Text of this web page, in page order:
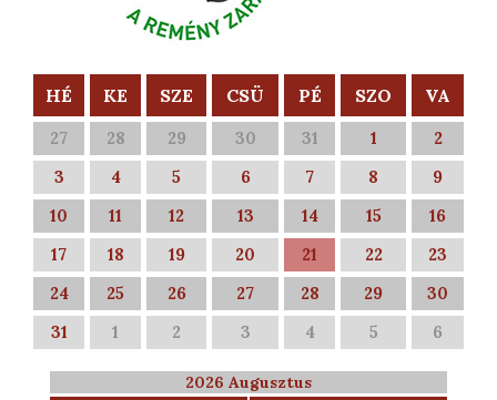
HÉ KE SZE CSÜ PÉ SZO VA
27 28 29 30 31 1
2
3
4 5 6 7 8
9
10
11 12 13 14 15
16
17
18 19 20 21 22
23
24
25 26 27 28 29
30
31
1 2 3 4 5 6
2026 Augusztus